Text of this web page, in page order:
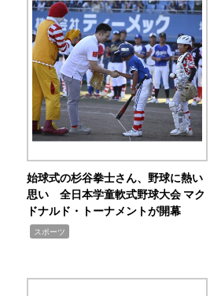
始球式の杉谷拳士さん、野球に熱い
思い 全日本学童軟式野球大会 マク
ドナルド・トーナメントが開幕
スポーツ